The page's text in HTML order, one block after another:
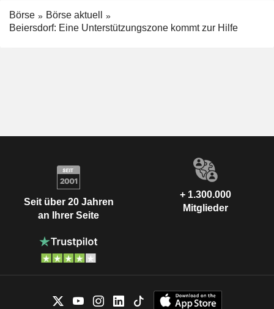
Börse
Börse aktuell
Beiersdorf: Eine Unterstützungszone kommt zur Hilfe
Seit über 20 Jahren
an Ihrer Seite
+ 1.300.000
Mitglieder